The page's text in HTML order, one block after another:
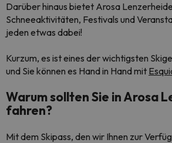
Darüber hinaus bietet Arosa
Schneeaktivitäten, Festivals und
jeden etwas dabei!
Kurzum, es ist eines der wichtigsten
und Sie können es Hand in Hand mit
Warum sollten Sie in Arosa
fahren?
Mit dem Skipass, den wir Ihnen zur